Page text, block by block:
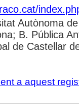
Autònoma
B. Pública
de Castellar
a aquest